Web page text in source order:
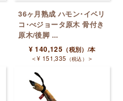
36ヶ月熟成 ハモン･イベリ
コ･べジョータ原木 骨付き
原木/後脚 ...
¥140,125 （税別） /本
＜¥ 151,335 （税込） ＞